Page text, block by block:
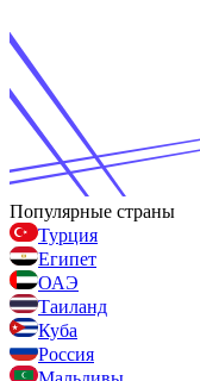
Популярные страны
Турция
Египет
ОАЭ
Таиланд
Куба
Россия